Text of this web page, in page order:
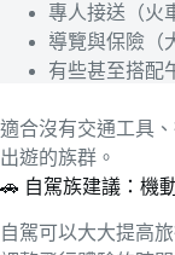
專人接送（火
導覽與保險（
有些甚至搭配
適合沒有交通工具
出遊的族群。
🚗 自駕族建議：機
自駕可以大大提高